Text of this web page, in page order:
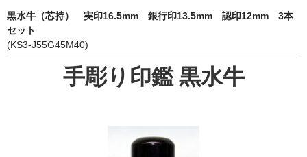
お客様の声
ご利用案内
お問い合わせ
黒水牛（芯持） 実印16.5mm 銀行印13.5mm 認印12mm 3本
セット
(KS3-J55G45M40)
手彫り印鑑 黒水牛